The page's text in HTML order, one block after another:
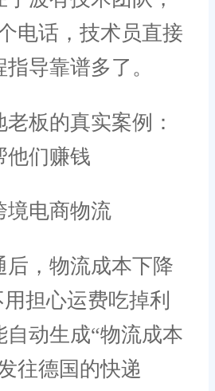
电话，技术员直接
导靠谱多了。
板的真实案例：
他们赚钱
电商物流
，物流成本下降
担心运费吃掉利
动生成“物流成本
往德国的快递